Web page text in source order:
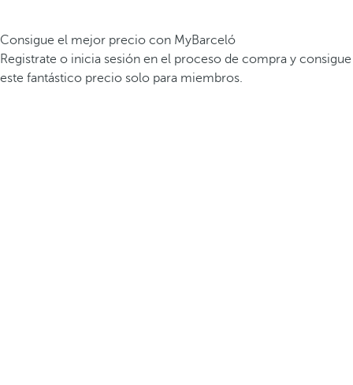
Consigue el mejor precio con MyBarceló
Registrate o inicia sesión en el proceso de compra y consigue
este fantástico precio solo para miembros.